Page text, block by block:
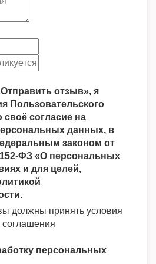
отзыв», я
Пользовательского
согласие на
данных, в
законом от
ФЗ «О персональных
и для целей,
должны принять условия
соглашения
персональных